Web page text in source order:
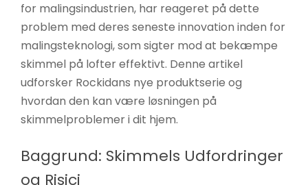
for malingsindustrien, har reageret på dette
problem med deres seneste innovation inden for
malingsteknologi, som sigter mod at bekæmpe
skimmel på lofter effektivt. Denne artikel
udforsker Rockidans nye produktserie og
hvordan den kan være løsningen på
skimmelproblemer i dit hjem.
Baggrund: Skimmels Udfordringer
og Risici